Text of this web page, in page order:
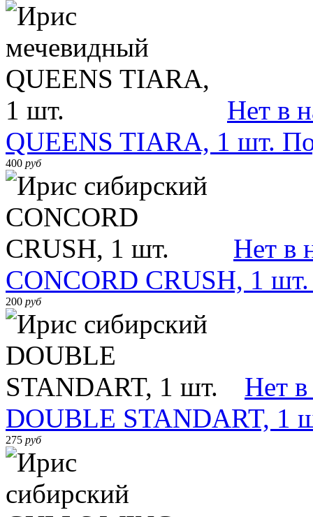
Нет в
QUEENS TIARA, 1 шт.
400 руб
Нет в
CONCORD CRUSH, 1 шт.
200 руб
Нет
DOUBLE STANDART, 1
275 руб